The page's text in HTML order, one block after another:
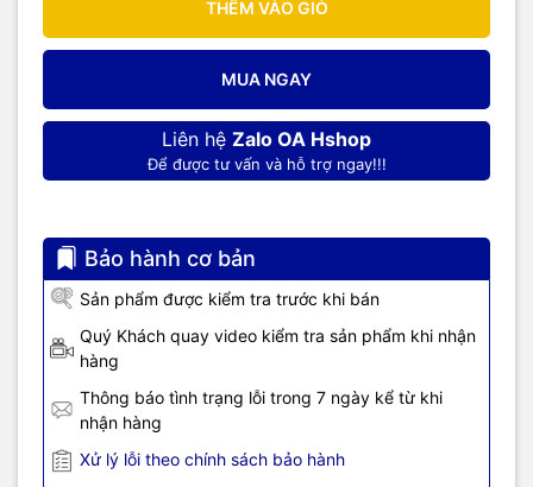
THÊM VÀO GIỎ
MUA NGAY
Liên hệ Zalo OA Hshop
Để được tư vấn và hỗ trợ ngay!!!
Bảo hành cơ bản
Sản phẩm được kiểm tra trước khi bán
Quý Khách quay video kiểm tra sản phẩm khi nhận
hàng
Thông báo tình trạng lỗi trong 7 ngày kể từ khi
nhận hàng
Xử lý lỗi theo chính sách bảo hành
Dòng điện (Active/Passive): 0 – 24 mA
Điện áp: 0 – 24 V
Tần số / PWM: 0 – 9999 Hz
Điện áp mV (Thermocouple): -10 ~ 100 mV
Điện trở: 0 – 390 Ω
3. Tín hiệu đầu vào (Input)
Tần số / PWM: 0 – 9999 Hz
Thermocouple: -10 ~ 100 mV
Điện trở: 0 – 400 Ω
4. Đo nhiệt điện & RTD
Thermocouple (TC):
K: 0 ~ 1320°C
J: 0 ~ 1190°C
T: 0 ~ 390°C
E, N, R, S, B, WRe… (nhiều loại)